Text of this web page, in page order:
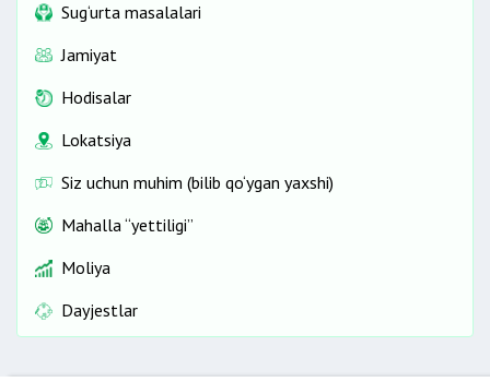
Sug‘urta masalalari
Jamiyat
Hodisalar
Lokatsiya
Siz uchun muhim (bilib qo‘ygan yaxshi)
Mahalla “yettiligi”
Moliya
Dayjestlar